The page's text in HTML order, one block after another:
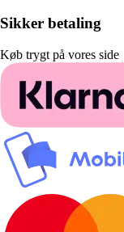
Sikker betaling
Køb trygt på vores side